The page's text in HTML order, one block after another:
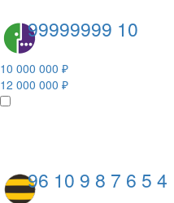
99999999 10
10 000 000 ₽
12 000 000 ₽
96 10 9 8 7 6 5 4